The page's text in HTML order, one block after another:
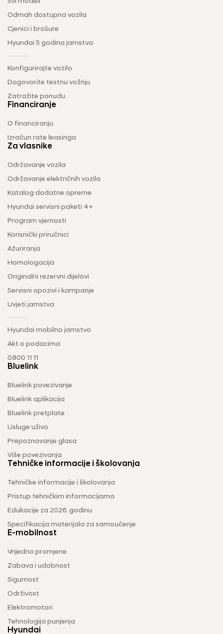
Odmah dostupna vozila
Cjenici i brošure
Hyundai 5 godina jamstva
Konfigurirajte vozilo
Dogovorite testnu vožnju
Zatražite ponudu
Financiranje
O financiranju
Izračun rate leasinga
Za vlasnike
Održavanje vozila
Održavanje električnih vozila
Katalog dodatne opreme
Hyundai servisni paketi 4+
Program vjernosti
Korisnički priručnici
Ažuriranja
Homologacija
Originalni rezervni dijelovi
Servisni opozivi i kampanje
Uvjeti jamstva
Hyundai mobilno jamstvo
Akt o podacima
0800 11 11
Bluelink
Bluelink povezivanje
Bluelink aplikacija
Bluelink pretplate
Usluge uživo
Prepoznavanje glasa
Više povezivanja
Tehničke informacije i školovanja
Tehničke informacije i školovanja
Pristup tehničkim informacijama
Edukacije za 2026. godinu
Specifikacija materijala za samoučenje
E-mobilnost
Vrijedno promjene
Zabava i udobnost
Sigurnost
Održivost
Elektromotori
Tehnologija punjenja
Hyundai